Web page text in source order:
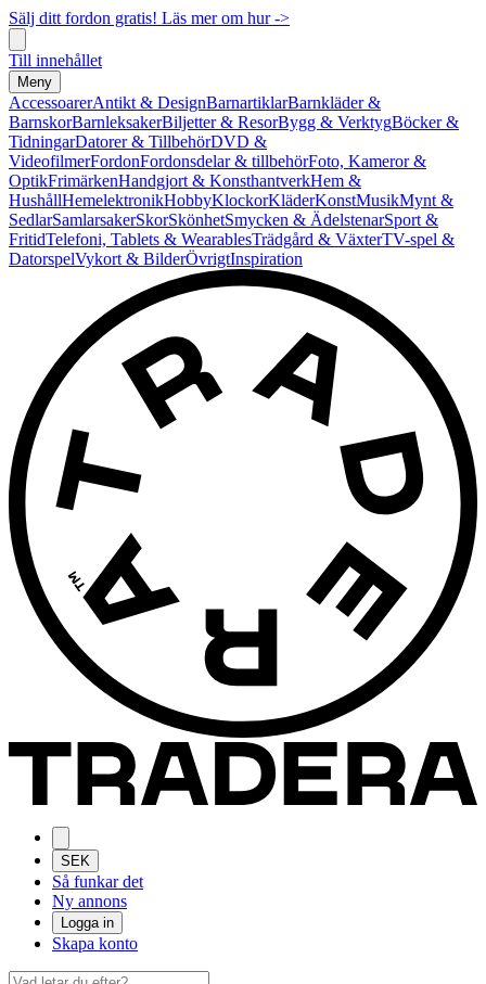
Sälj ditt fordon gratis! Läs mer om hur ->
Till innehållet
Meny
AccessoarerAntikt & DesignBarnartiklarBarnkläder &
BarnskorBarnleksakerBiljetter & ResorBygg & VerktygBöcker &
TidningarDatorer & TillbehörDVD &
VideofilmerFordonFordonsdelar & tillbehörFoto, Kameror &
OptikFrimärkenHandgjort & KonsthantverkHem &
HushållHemelektronikHobbyKlockorKläderKonstMusikMynt &
SedlarSamlarsakerSkorSkönhetSmycken & ÄdelstenarSport &
FritidTelefoni, Tablets & WearablesTrädgård & VäxterTV-spel &
DatorspelVykort & BilderÖvrigtInspiration
SEK
Så funkar det
Ny annons
Logga in
Skapa konto